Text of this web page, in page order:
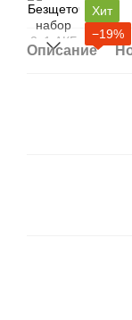
Хит
−19%
Описание